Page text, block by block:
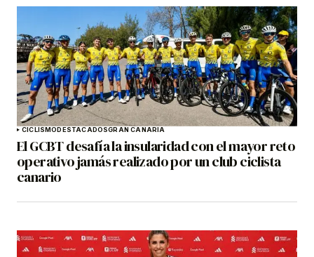
CICLISMODESTACADOSGRAN CANARIA
El GCBT desafía la insularidad con el mayor reto
operativo jamás realizado por un club ciclista
canario